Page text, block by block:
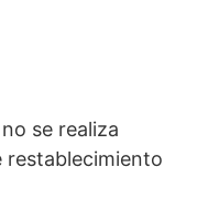
se ⁢realiza
restablecimiento